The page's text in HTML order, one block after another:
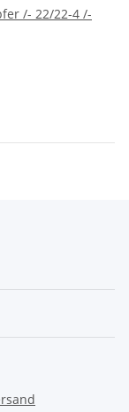
/- 22/22-4 /-